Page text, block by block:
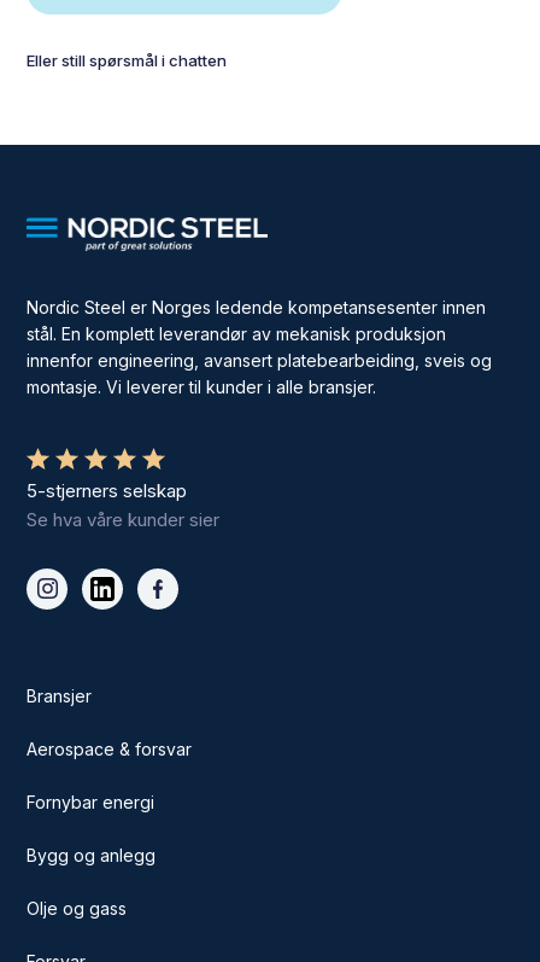
Eller still spørsmål i chatten
Nordic Steel er Norges ledende kompetansesenter innen
stål. En komplett leverandør av mekanisk produksjon
innenfor engineering, avansert platebearbeiding, sveis og
montasje. Vi leverer til kunder i alle bransjer.
5-stjerners selskap
Se hva våre kunder sier
Bransjer
Aerospace & forsvar
Fornybar energi
Bygg og anlegg
Olje og gass